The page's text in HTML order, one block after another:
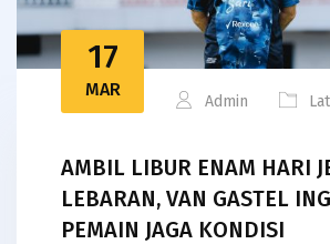
17
MAR
Admin
AMBIL LIBUR ENAM HARI
LEBARAN, VAN GASTEL
PEMAIN JAGA KONDISI